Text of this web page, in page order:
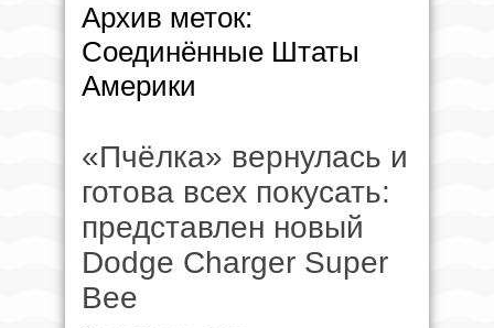
Архив меток:
Соединённые Штаты
Америки
«Пчёлка» вернулась и
готова всех покусать:
представлен новый
Dodge Charger Super
Bee